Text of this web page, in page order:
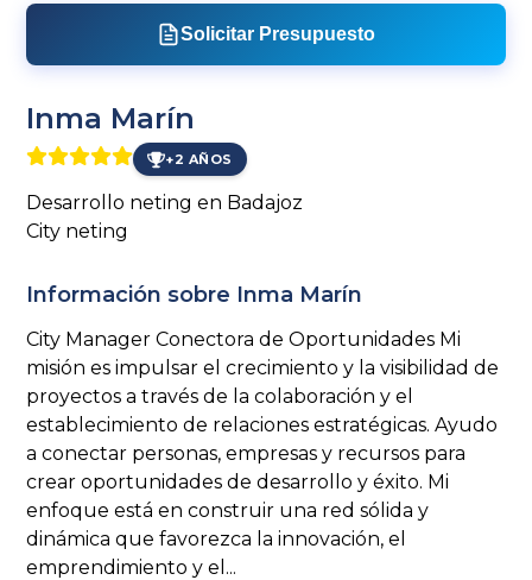
Solicitar Presupuesto
Inma Marín
+2 AÑOS
Desarrollo neting en Badajoz
City neting
Información sobre Inma Marín
City Manager Conectora de Oportunidades Mi
misión es impulsar el crecimiento y la visibilidad de
proyectos a través de la colaboración y el
establecimiento de relaciones estratégicas. Ayudo
a conectar personas, empresas y recursos para
crear oportunidades de desarrollo y éxito. Mi
enfoque está en construir una red sólida y
dinámica que favorezca la innovación, el
emprendimiento y el...